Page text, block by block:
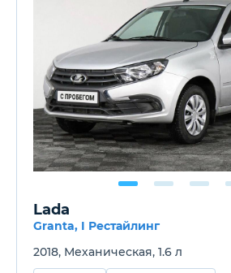
Lada
Granta, I Рестайлинг
2018, Механическая, 1.6 л